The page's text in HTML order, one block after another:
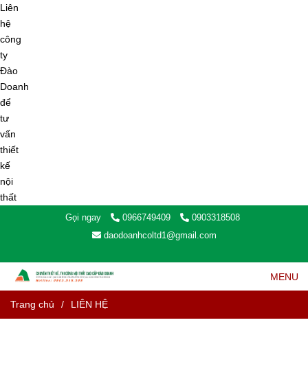
Gọi ngay 0966749409
0903318508
daodoanhcoltd1@gmail.com
MENU
Trang chủ / LIÊN HỆ